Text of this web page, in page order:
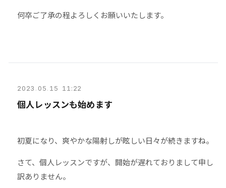
何卒ご了承の程よろしくお願いいたします。
2023 . 05. 15 11:22
個人レッスンも始めます
初夏になり、爽やかな陽射しが眩しい日々が続きますね。
さて、個人レッスンですが、開始が遅れておりまして申し
訳ありません。